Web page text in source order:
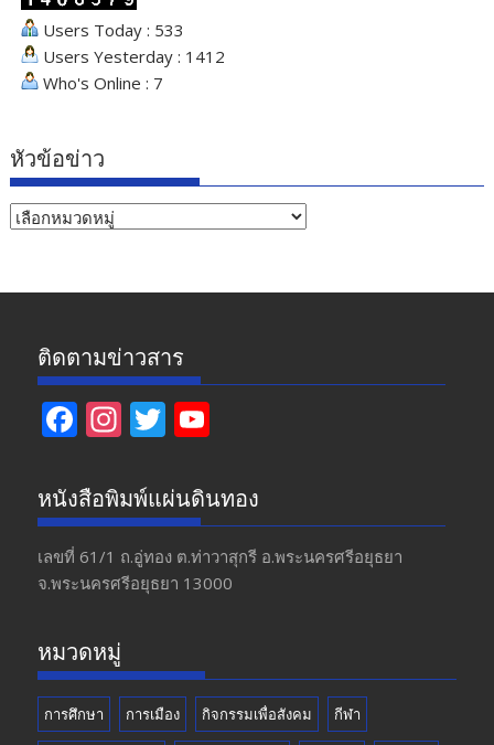
Users Today : 533
Users Yesterday : 1412
Who's Online : 7
หัวข้อข่าว
หัวข้อ
ติดตามข่าวสาร
F
e
b
o
o
In
a
gr
a
m
T
itt
er
u
T
u
b
หนังสือพิมพ์แผ่นดินทอง
เลขที่ 61/1 ถ.อู่ทอง​ ต.​ท่าวาสุกรี​ อ.พระนครศรีอยุธยา​
จ.พระนครศรีอยุธยา 13000
หมวดหมู่
การศึกษา การเมือง กิจกรรมเพื่อสังคม กีฬา